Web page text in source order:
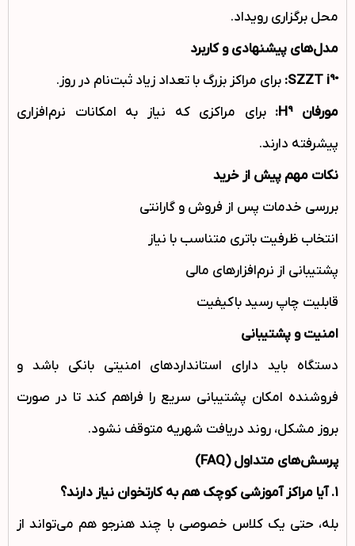
محل برگزاری رویداد.
مدل‌های پیشنهادی و کاربرد
SZZT i90: برای مراکز بزرگ با تعداد زیاد ثبت‌نام در روز.
مورفان H9:
برای مراکزی که نیاز به امکانات نرم‌افزاری
پیشرفته دارند.
نکات مهم پیش از خرید
بررسی خدمات پس از فروش و گارانتی
انتخاب ظرفیت باتری متناسب با نیاز
پشتیبانی از نرم‌افزارهای مالی
قابلیت چاپ رسید باکیفیت
امنیت و پشتیبانی
دستگاه باید دارای استانداردهای امنیتی بانکی باشد و
فروشنده امکان پشتیبانی سریع را فراهم کند تا در صورت
بروز مشکل، روند دریافت شهریه متوقف نشود.
پرسش‌های متداول(FAQ)
۱.آیا مراکز آموزشی کوچک هم به کارتخوان نیاز دارند؟
بله، حتی یک کلاس خصوصی با چند هنرجو هم می‌تواند از